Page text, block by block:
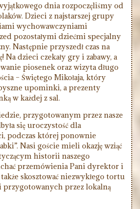
dnia rozpoczęliśmy od
Dzieci z najstarszej grupy
wychowawczyniami
pozostałymi dziećmi specjalny
Następnie przyszedł czas na
Na dzieci czekały gry i zabawy, a
piosenek oraz wizyta długo
– Świętego Mikołaja, który
upominki, a prezenty
w każdej z sal.
przygotowanym przez nasze
się uroczystość dla
podczas której ponownie
Nasi goście mieli okazję wziąć
historii naszego
przemówienia Pani dyrektor i
skosztować niezwykłego tortu
przez lokalną